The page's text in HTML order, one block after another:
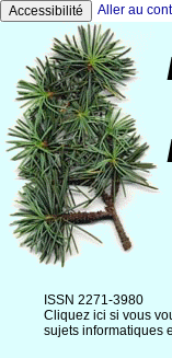
Accessibilité Aller au
ISSN 2271-3980
Cliquez ici si vous
sujets informatiques